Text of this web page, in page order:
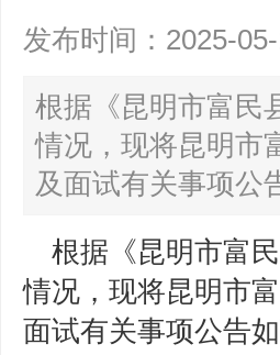
发布时间：2025-
根据《昆明市富民
情况，现将昆明市
及面试有关事项公
根据《昆明市富
情况，现将昆明市
面试有关事项公告如